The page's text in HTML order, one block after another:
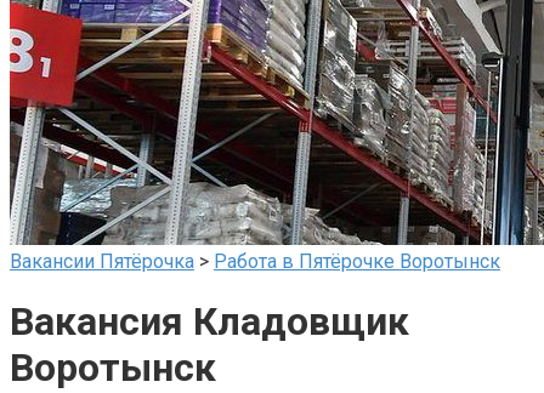
Вакансии Пятёрочка > Работа в Пятёрочке Воротынск
Вакансия Кладовщик
Воротынск